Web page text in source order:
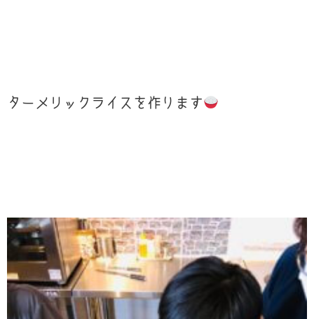
ターメリックライスを作ります